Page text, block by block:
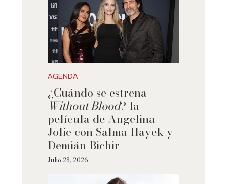
AGENDA
¿Cuándo se estrena
Without Blood? la
película de Angelina
Jolie con Salma Hayek y
Demián Bichir
Julio 28, 2026